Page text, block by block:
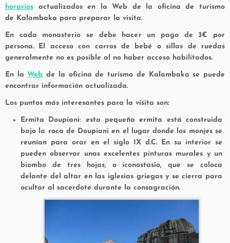
horarios actualizados en la Web de la oficina de turismo
de Kalambaka para preparar la visita.
En cada monasterio se debe hacer un pago de 3€ por
persona. El acceso con carros de bebé o sillas de ruedas
generalmente no es posible al no haber acceso habilitados.
En la Web de la oficina de turismo de Kalambaka se puede
encontrar información actualizada.
Los puntos más interesantes para la visita son:
Ermita Doupiani: esta pequeña ermita está construida
bajo la roca de Doupiani en el lugar donde los monjes se
reunían para orar en el siglo IX d.C. En su interior se
pueden observar unas excelentes pinturas murales y un
biombo de tres hojas, o iconostasio, que se coloca
delante del altar en las iglesias griegas y se cierra para
ocultar al sacerdote durante la consagración.